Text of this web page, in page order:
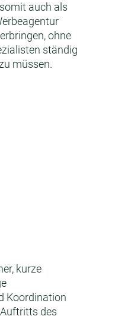
auch als
ohne
ständig
müssen.
kurze
Koordination
des